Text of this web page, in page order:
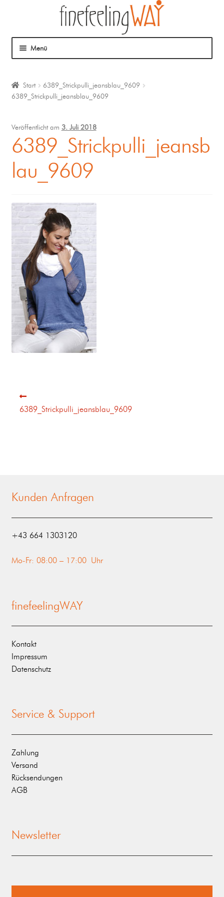
Menü
Mein Angebot
Coaching
Klangmassage
Start
6389_Strickpulli_jeansblau_9609
6389_Strickpulli_jeansblau_9609
Veröffentlicht am 3. Juli 2018
6389_Strickpulli_jeansb
lau_9609
6389_Strickpulli_jeansblau_9609
Kunden Anfragen
‭+43 664 1303120‬
Mo-Fr: 08:00 – 17:00 Uhr
finefeelingWAY
Kontakt
Impressum
Datenschutz
Service & Support
Zahlung
Versand
Rücksendungen
AGB
Newsletter